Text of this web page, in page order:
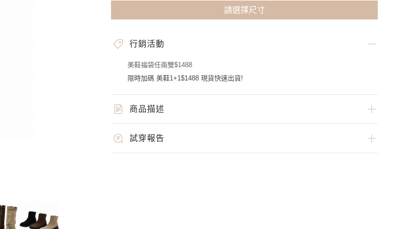
請選擇尺寸
行銷活動
美鞋福袋任兩雙$1488
限時加碼 美鞋1+1$1488 現貨快速出貨!
商品描述
試穿報告